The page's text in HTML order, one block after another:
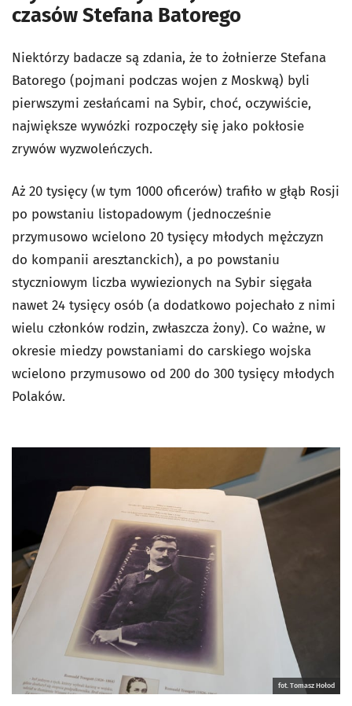
czasów Stefana Batorego
Niektórzy badacze są zdania, że to żołnierze Stefana
Batorego (pojmani podczas wojen z Moskwą) byli
pierwszymi zesłańcami na Sybir, choć, oczywiście,
największe wywózki rozpoczęły się jako pokłosie
zrywów wyzwoleńczych.
Aż 20 tysięcy (w tym 1000 oficerów) trafiło w głąb Rosji
po powstaniu listopadowym (jednocześnie
przymusowo wcielono 20 tysięcy młodych mężczyzn
do kompanii aresztanckich), a po powstaniu
styczniowym liczba wywiezionych na Sybir sięgała
nawet 24 tysięcy osób (a dodatkowo pojechało z nimi
wielu członków rodzin, zwłaszcza żony). Co ważne, w
okresie miedzy powstaniami do carskiego wojska
wcielono przymusowo od 200 do 300 tysięcy młodych
Polaków.
fot. Tomasz Hołod